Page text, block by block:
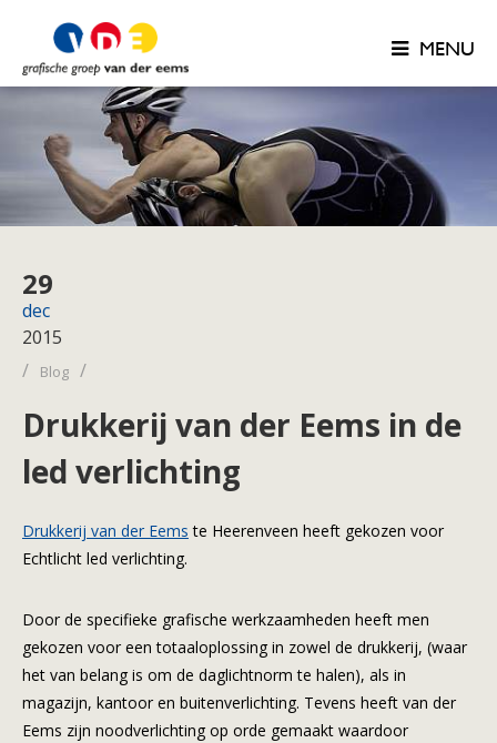
MENU
29
dec
2015
/
Blog /
Drukkerij van der Eems in de
led verlichting
Drukkerij van der Eems te Heerenveen heeft gekozen voor
Echtlicht led verlichting.
Door de specifieke grafische werkzaamheden heeft men
gekozen voor een totaaloplossing in zowel de drukkerij, (waar
het van belang is om de daglichtnorm te halen), als in
magazijn, kantoor en buitenverlichting. Tevens heeft van der
Eems zijn noodverlichting op orde gemaakt waardoor